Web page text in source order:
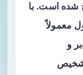
شده است. با
معمولاً
و